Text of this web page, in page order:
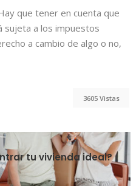
que tener en cuenta que
sujeta a los impuestos
a cambio de algo o no,
3605 Vistas
tu vivienda ideal?